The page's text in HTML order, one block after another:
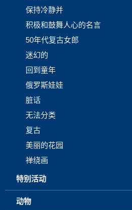
保持冷静并
积极和鼓舞人心的名言
50年代复古女郎
迷幻的
回到童年
俄罗斯娃娃
脏话
无法分类
复古
美丽的花园
禅绕画
特别活动
动物